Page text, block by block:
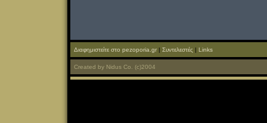
Διαφημιστείτε στο pezoporia.gr | Συντελεστές | Links
Created by Nidus Co. (c)2004